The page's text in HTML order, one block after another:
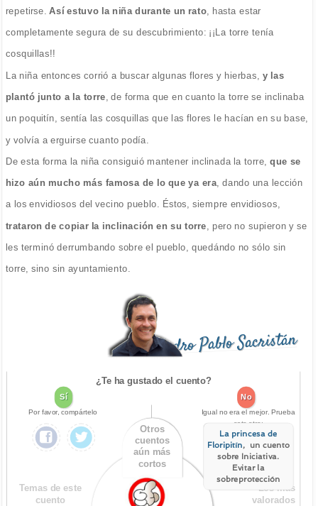
repetirse. Así estuvo la niña durante un rato , hasta estar
completamente segura de su descubrimiento: ¡¡La torre tenía
cosquillas!!
La niña entonces corrió a buscar algunas flores y hierbas, y las
plantó junto a la torre , de forma que en cuanto la torre se inclinaba
un poquitín, sentía las cosquillas que las flores le hacían en su base,
y volvía a erguirse cuanto podía.
De esta forma la niña consiguió mantener inclinada la torre, que se
hizo aún mucho más famosa de lo que ya era , dando una lección
a los envidiosos del vecino pueblo. Éstos, siempre envidiosos,
trataron de copiar la inclinación en su torre , pero no supieron y se
les terminó derrumbando sobre el pueblo, quedándo no sólo sin
torre, sino sin ayuntamiento.
Pedro Pablo Sacristán
¿Te ha gustado el cuento?
Sí
Por favor, compártelo
No
Igual no era el mejor. Prueba
este otro:
La princesa de
Floripitín, un cuento
sobre Iniciativa.
Evitar la
sobreprotección
Temas de este
cuento
Otros
cuentos
aún más
cortos
Los más
valorados